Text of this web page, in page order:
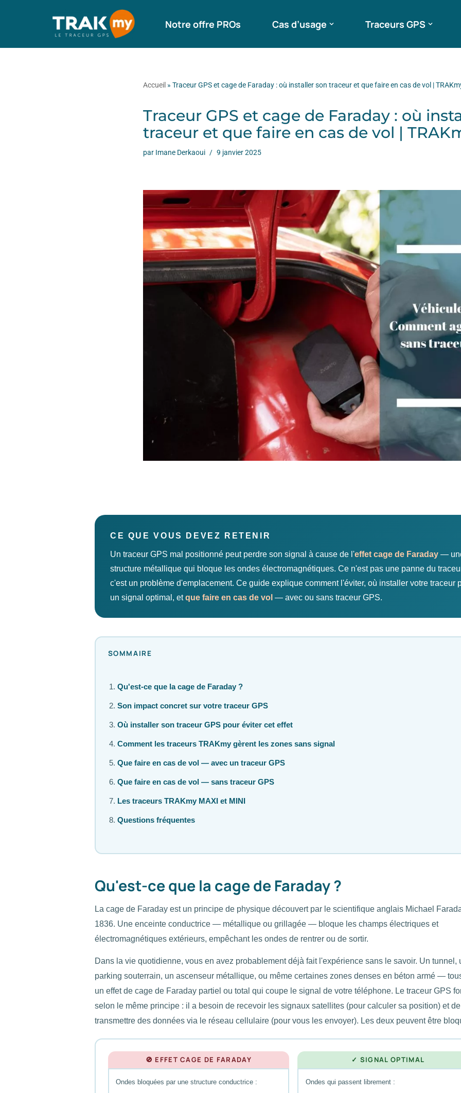
Notre offre PROs Cas d’usage Traceurs GPS
Accueil » Traceur GPS et cage de Faraday : où installer son traceur et que faire en cas de vol |
Traceur GPS et cage de Faraday : où
traceur et que faire en cas de vol |
par Imane Derkaoui 9 janvier 2025
CE QUE VOUS DEVEZ RETENIR
Un traceur GPS mal positionné peut perdre son signal à cause de l'effet cage de Faraday —
structure métallique qui bloque les ondes électromagnétiques. Ce n'est pas une panne du
c'est un problème d'emplacement. Ce guide explique comment l'éviter, où installer votre traceur
un signal optimal, etque faire en cas de vol — avec ou sans traceur GPS.
SOMMAIRE
Qu'est-ce que la cage de Faraday ?
Son impact concret sur votre traceur GPS
Où installer son traceur GPS pour éviter cet effet
Comment les traceurs TRAKmy gèrent les zones sans signal
Que faire en cas de vol — avec un traceur GPS
Que faire en cas de vol — sans traceur GPS
Les traceurs TRAKmy MAXI et MINI
Questions fréquentes
Qu'est-ce que la cage de Faraday ?
La cage de Faraday est un principe de physique découvert par le scientifique anglais Michael
1836. Une enceinte conductrice — métallique ou grillagée — bloque les champs électriques et
électromagnétiques extérieurs, empêchant les ondes de rentrer ou de sortir.
Dans la vie quotidienne, vous en avez probablement déjà fait l'expérience sans le savoir. Un tunnel,
parking souterrain, un ascenseur métallique, ou même certaines zones denses en béton armé —
un effet de cage de Faraday partiel ou total qui coupe le signal de votre téléphone. Le traceur GPS
selon le même principe : il a besoin de recevoir les signaux satellites (pour calculer sa position) et de
transmettre des données via le réseau cellulaire (pour vous les envoyer). Les deux peuvent être
🚫 EFFET CAGE DE FARADAY
Ondes bloquées par une structure conductrice :
✓ SIGNAL OPTIMAL
Ondes qui passent librement :